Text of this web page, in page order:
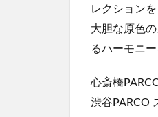
レクションを
大胆な原色
るハーモニ
心斎橋
渋谷PARCO